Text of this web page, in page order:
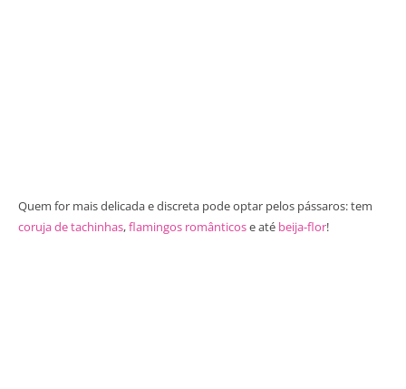
Quem for mais delicada e discreta pode optar pelos pássaros: tem
coruja de tachinhas,flamingos românticose até beija-flor!